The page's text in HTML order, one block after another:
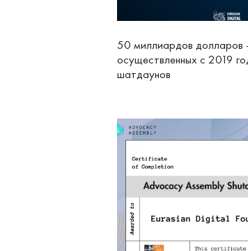
50 миллиардов долларов
осуществленных с 2019
шатдаунов